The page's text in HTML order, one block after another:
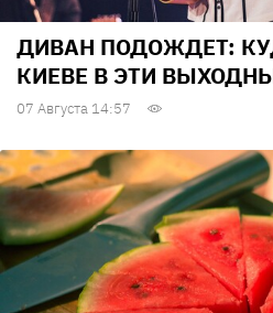
ДИВАН ПОДОЖДЕТ:
КИЕВЕ В ЭТИ
07 Августа 14:57